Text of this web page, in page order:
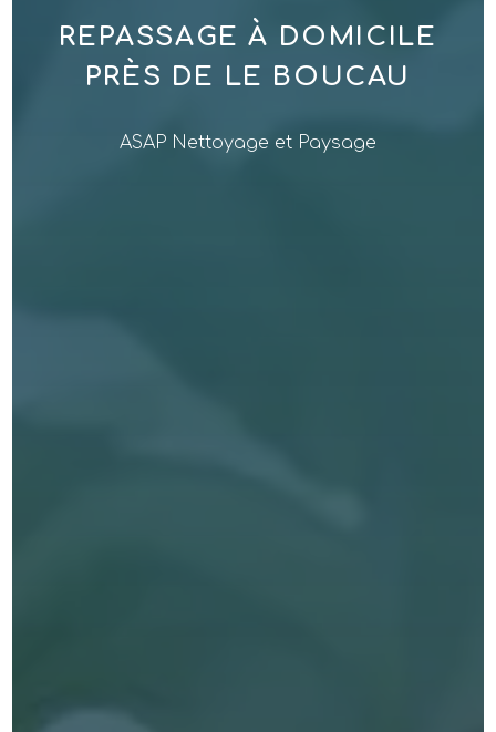
REPASSAGE À DOMICILE
PRÈS DE LE BOUCAU
ASAP Nettoyage et Paysage